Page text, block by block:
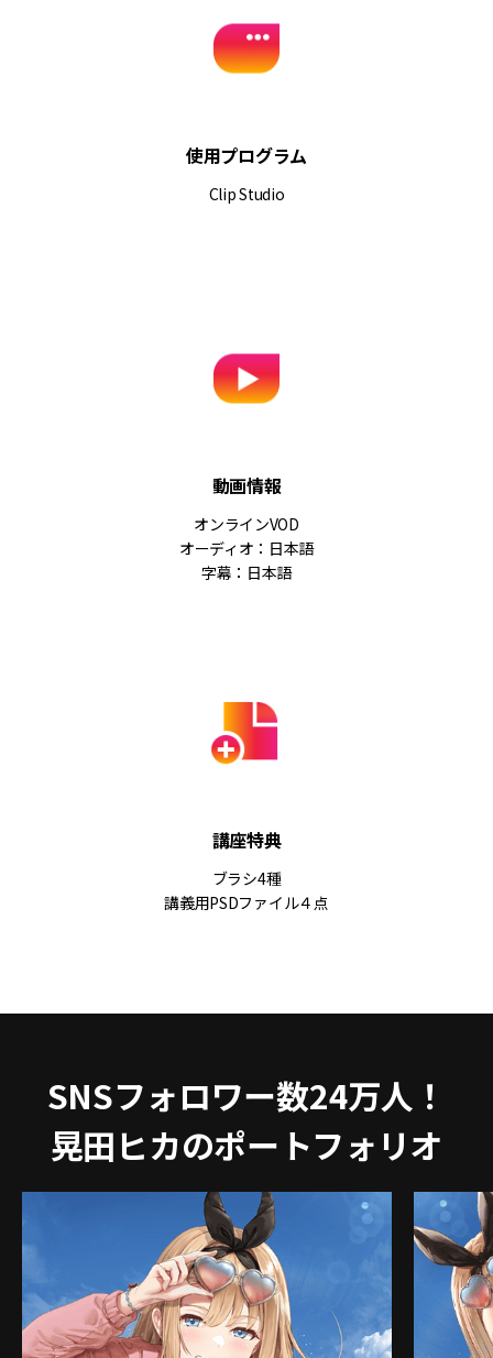
使用プログラム
Clip Studio
動画情報
オンラインVOD
オーディオ：日本語
字幕：日本語
講座特典
ブラシ4種
講義用PSDファイル４点
SNSフォロワー数24万人！
晃田ヒカのポートフォリオ